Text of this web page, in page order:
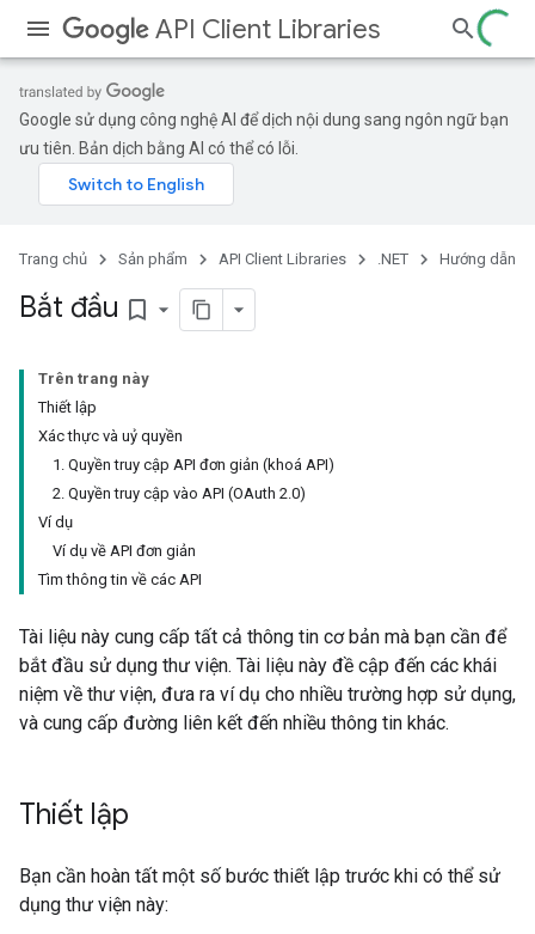
API Client Libraries
Google sử dụng công nghệ AI để dịch nội dung sang ngôn ngữ bạn
ưu tiên. Bản dịch bằng AI có thể có lỗi.
Trang chủ Sản phẩm API Client Libraries .NET Hướng dẫn
Bắt đầu bookmark_border
Trên trang này
Thiết lập
Xác thực và uỷ quyền
1. Quyền truy cập API đơn giản (khoá API)
2. Quyền truy cập vào API (OAuth 2.0)
Ví dụ
Ví dụ về API đơn giản
Tìm thông tin về các API
Tài liệu này cung cấp tất cả thông tin cơ bản mà bạn cần để
bắt đầu sử dụng thư viện. Tài liệu này đề cập đến các khái
niệm về thư viện, đưa ra ví dụ cho nhiều trường hợp sử dụng,
và cung cấp đường liên kết đến nhiều thông tin khác.
Thiết lập
Bạn cần hoàn tất một số bước thiết lập trước khi có thể sử
dụng thư viện này: